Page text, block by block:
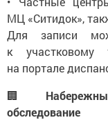
МЦ «Ситидок»,
Для записи
к участковому
на портале
🏢
обследование